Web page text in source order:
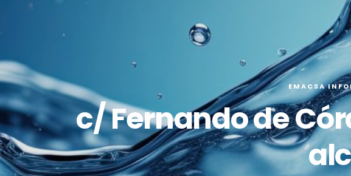
EMACSA
c/ Fernando de